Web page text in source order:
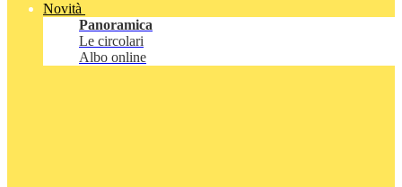
Novità
Panoramica
Le circolari
Albo online